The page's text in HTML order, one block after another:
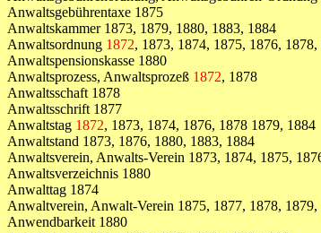
Anwaltsgebührentaxe 1875
Anwaltskammer 1873, 1879, 1880, 1883, 1884
Anwaltsordnung 1872, 1873, 1874, 1875, 1876, 1878,
Anwaltspensionskasse 1880
Anwaltsprozess, Anwaltsprozeß 1872, 1878
Anwaltsschaft 1878
Anwaltsschrift 1877
Anwaltstag 1872, 1873, 1874, 1876, 1878 1879, 1884
Anwaltstand 1873, 1876, 1880, 1883, 1884
Anwaltsverein, Anwalts-Verein 1873, 1874, 1875,
Anwaltsverzeichnis 1880
Anwalttag 1874
Anwaltverein, Anwalt-Verein 1875, 1877, 1878, 1879,
Anwendbarkeit 1880